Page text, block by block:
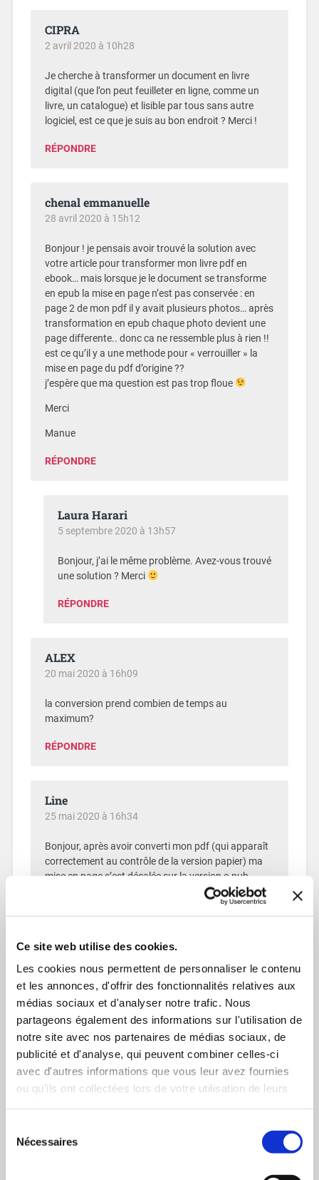
Ce site web utilise des cookies.
Les cookies nous permettent de personnaliser le contenu
et les annonces, d'offrir des fonctionnalités relatives aux
médias sociaux et d'analyser notre trafic. Nous
partageons également des informations sur l'utilisation de
notre site avec nos partenaires de médias sociaux, de
publicité et d'analyse, qui peuvent combiner celles-ci
avec d'autres informations que vous leur avez fournies
ou qu'ils ont collectées lors de votre utilisation de leurs
Nécessaires
CIPRA
2 avril 2020 à 10h28
Je cherche à transformer un document en livre
digital (que l’on peut feuilleter en ligne, comme un
livre, un catalogue) et lisible par tous sans autre
logiciel, est ce que je suis au bon endroit ? Merci !
RÉPONDRE
chenal emmanuelle
28 avril 2020 à 15h12
Bonjour ! je pensais avoir trouvé la solution avec
votre article pour transformer mon livre pdf en
ebook… mais lorsque je le document se transforme
en epub la mise en page n’est pas conservée : en
page 2 de mon pdf il y avait plusieurs photos… après
transformation en epub chaque photo devient une
page differente.. donc ca ne ressemble plus à rien !!
est ce qu’il y a une methode pour « verrouiller » la
mise en page du pdf d’origine ??
j’espère que ma question est pas trop floue
Merci
Manue
RÉPONDRE
Laura Harari
5 septembre 2020 à 13h57
Bonjour, j’ai le même problème. Avez-vous trouvé
une solution ? Merci
RÉPONDRE
ALEX
20 mai 2020 à 16h09
la conversion prend combien de temps au
maximum?
RÉPONDRE
Line
25 mai 2020 à 16h34
Bonjour, après avoir converti mon pdf (qui apparaît
correctement au contrôle de la version papier) ma
mise en page s’est décalée sur la version e-pub.
Dois-je préparer un pdf spécifique et en version A4
Dr JACQUES HOUROUPOU MBAMBAI
27 mai 2020 à 1h30
Bonsoir ,
je n’arrive pas à utiliser validator. J’ai deja converti
mon fichier en epub et en voulant envoyer on me fait
comprendre que le fichier comporte des erreurs . J’ai
essayé d’installer validator mais ça marche pas .
Prière m’orienter et m’aider. Merci
RÉPONDRE